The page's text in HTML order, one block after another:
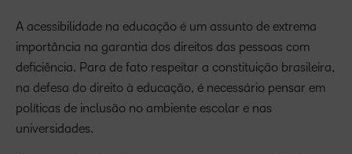
A acessibilidade na educação é um assunto de extrema
importância na garantia dos direitos das pessoas com
deficiência. Para de fato respeitar a constituição brasileira,
na defesa do direito à educação, é necessário pensar em
políticas de inclusão no ambiente escolar e nas
universidades.